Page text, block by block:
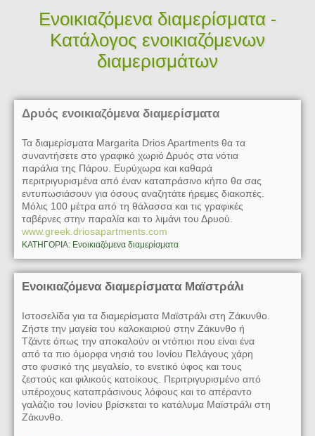
Ενοικιαζόμενα διαμερίσματα -
Κατάλογος ενοικιαζόμενων
διαμερισμάτων
Δρυός ενοικιαζόμενα διαμερίσματα
Τα διαμερίσματα Margarita Drios Apartments θα τα
συναντήσετε στο γραφικό χωριό Δρυός στα νότια
παράλια της Πάρου. Ευρύχωρα και καθαρά
περιτριγυρισμένα από έναν καταπράσινο κήπο θα σας
εντυπωσιάσουν για όσους αναζητάτε ήρεμες διακοπές.
Μόλις 100 μέτρα από τη θάλασσα και τις γραφικές
ταβέρνες στην παραλία και το λιμάνι του Δρυού.
www.greek.driosapartments.com
ΚΑΤΗΓΟΡΙΑ: Ενοικιαζόμενα διαμερίσματα
Ενοικιαζόμενα διαμερίσματα Μαϊστράλι
Ιστοσελίδα για τα διαμερίσματα Μαϊστράλι στη Ζάκυνθο.
Ζήστε την μαγεία του καλοκαιριού στην Ζάκυνθο ή
Τζάντε όπως την αποκαλούν οι ντόπιοι που είναι ένα
από τα πιο όμορφα νησιά του Ιονίου Πελάγους χάρη
στο φυσικό της μεγαλείο, το ενετικό ύφος και τους
ζεστούς και φιλικούς κατοίκους. Περιτριγυρισμένο από
υπέροχους καταπράσινους λόφους και το απέραντο
γαλάζιο του Ιονίου βρίσκεται το κατάλυμα Μαϊστράλι στη
Ζάκυνθο.